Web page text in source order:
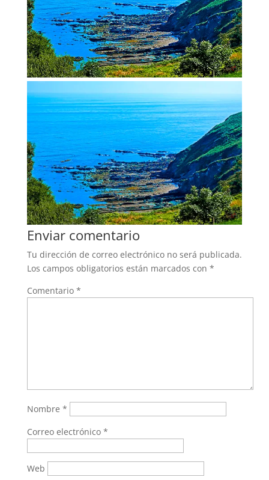
Enviar comentario
Tu dirección de correo electrónico no será publicada.
Los campos obligatorios están marcados con *
Comentario *
Nombre *
Correo electrónico *
Web